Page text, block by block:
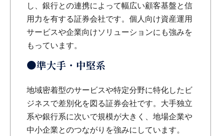
し、銀行との連携によって幅広い顧客基盤と信
用力を有する証券会社です。個人向け資産運用
サービスや企業向けソリューションにも強みを
もっています。
●準大手・中堅系
地域密着型のサービスや特定分野に特化したビ
ジネスで差別化を図る証券会社です。大手独立
系や銀行系に次いで規模が大きく、地場企業や
中小企業とのつながりを強みにしています。